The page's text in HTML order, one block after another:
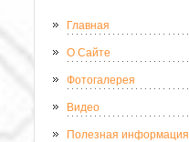
Главная
О Сайте
Фотогалерея
Видео
Полезная информация